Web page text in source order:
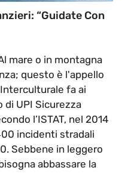
“Guidate Con
mare o in montagna
questo è l'appello
fa ai
di UPI Sicurezza
l’ISTAT, nel 2014
incidenti stradali
Sebbene in leggero
abbassare la